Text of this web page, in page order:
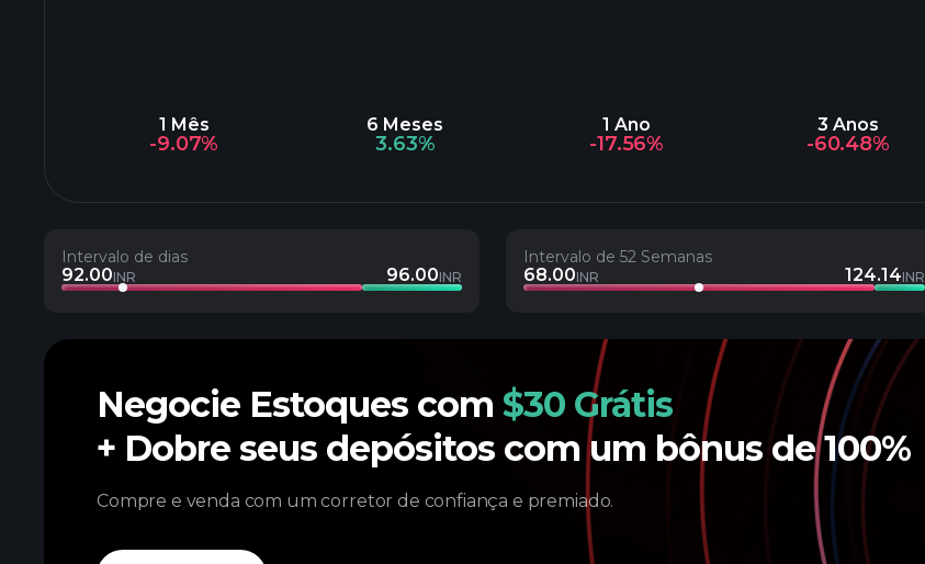
1 Mês
-9.07%
6 Meses
3.63%
1 Ano
-17.56%
3 Anos
-60.48%
Intervalo de dias
92.00INR 96.00INR
Intervalo de 52 Semanas
68.00INR 124.14INR
Negocie Estoques com $30 Grátis
+ Dobre seus depósitos com um bônus de 100%
Compre e venda com um corretor de confiança e premiado.